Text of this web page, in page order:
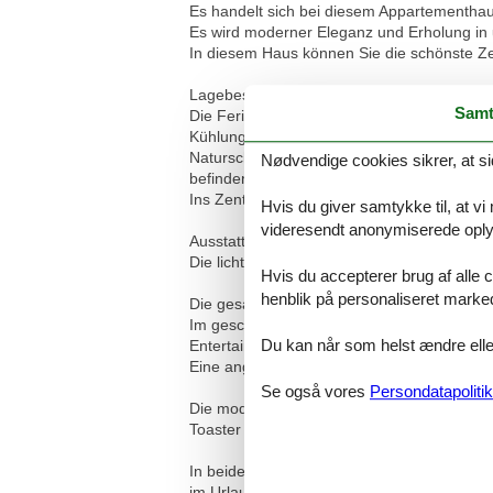
Es handelt sich bei diesem
Es wird moderner Eleganz und Erholung
In diesem Haus können Sie die schönste
Lagebeschreibung:
Die Ferienwohnung ist direkt am Strand
Kühlungsborn, nur 50 Meter vom Strand
Naturschutzgebiet Riedensee mit
befinden sich nur wenige Minuten entfernt.
Ins Zentrum von Kühlungsborn-West ist es
Ausstattungen:
Die lichtdurchflutete 3-Raum-Wohnung ca.
Die gesamte Unterkunft ist hochwertig von
Im geschmackvoll eingerichteten
Entertainment sorgt nicht nur der TV,
Eine angenehme Wärme im gesamten
Die moderne Küche ist voll ausgestattet
Toaster und Kaffeemaschine.
In beiden exklusiv eingerichteten
Nødvendige cookies sikrer, at
Hvis du giver samtykke til, at vi
videresendt anonymiserede
Hvis du accepterer brug af alle
henblik på personaliseret
Du kan når som helst ændre
Se også vores Persondatapolitik